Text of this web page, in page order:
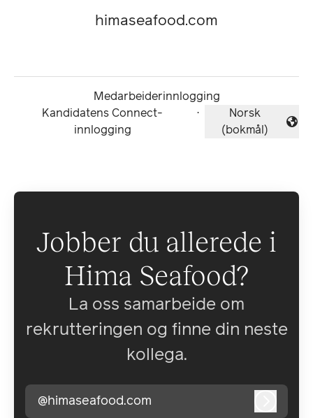
himaseafood.com
Medarbeiderinnlogging
Kandidatens Connect-
innlogging
·
Endre språk
Norsk
(bokmål)
Jobber du allerede i
Hima Seafood?
La oss samarbeide om
rekrutteringen og finne din neste
kollega.
@himaseafood.com